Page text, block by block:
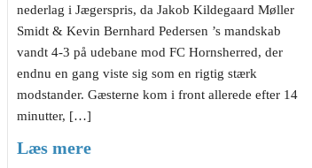
nederlag i Jægerspris, da Jakob Kildegaard Møller
Smidt & Kevin Bernhard Pedersen ’s mandskab
vandt 4-3 på udebane mod FC Hornsherred, der
endnu en gang viste sig som en rigtig stærk
modstander. Gæsterne kom i front allerede efter 14
minutter, […]
Læs mere